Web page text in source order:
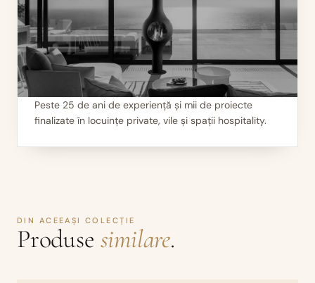
III
Peste 25 de ani de experiență și mii de proiecte
finalizate în locuințe private, vile și spații hospitality.
DIN ACEEAȘI COLECȚIE
Produse similare.